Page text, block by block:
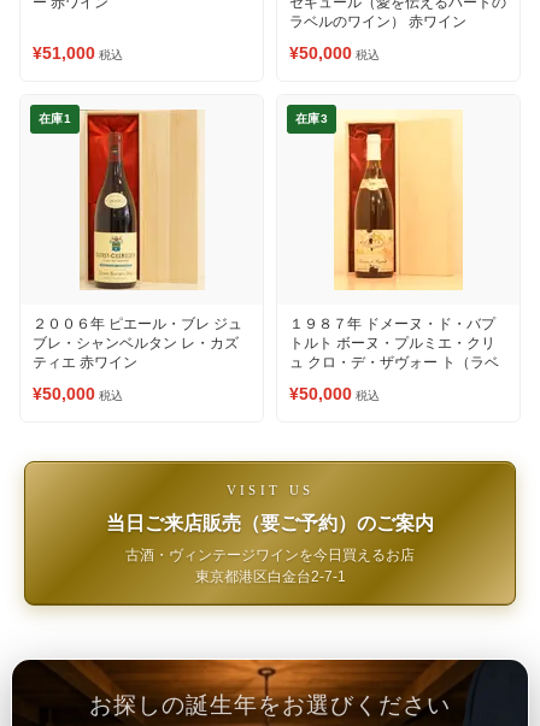
¥51,000 税込
ラベルのワイン） 赤ワイン
¥50,000 税込
在庫1
２００６年 ピエール・ブレ ジュ
ブレ・シャンベルタン レ・カズ
ティエ 赤ワイン
¥50,000 税込
在庫3
１９８７年 ドメーヌ・ド・バプ
トルト ボーヌ・プルミエ・クリ
ュ クロ・デ・ザヴォー ト（ラベ
赤ワイン
¥50,000 税込
VISIT US
当日ご来店販売（要ご予約）のご案内
古酒・ヴィンテージワインを今日買えるお店
東京都港区白金台2-7-1
お探しの誕生年をお選びください